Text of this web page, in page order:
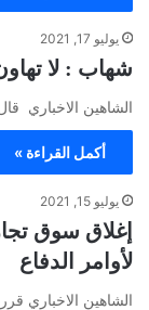
يوليو 17, 2021
شهاب : لا
الشاهين الاخباري
أكمل القراءة »
يوليو 15, 2021
إغلاق سوق
لأوامر الدفاع
الشاهين الاخباري